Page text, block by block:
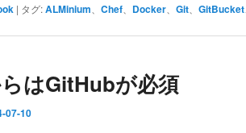
| タグ:ALMinium Chef Docker Git GitBucket
はGitHubが必須
07-10